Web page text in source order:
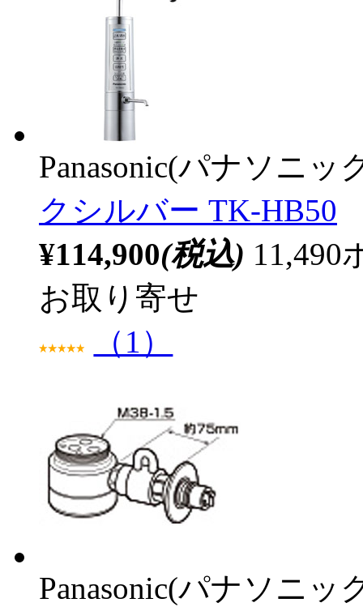
Panasonic(パナソニッ
クシルバー TK-HB50
¥114,900(税込) 11,490
お取り寄せ
（1）
Panasonic(パナソニッ